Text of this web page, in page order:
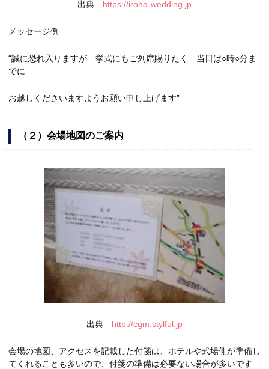
出典 https://iroha-wedding.jp
メッセージ例
“誠に恐れ入りますが 挙式にもご列席賜りたく 当日は○時○分ま
でに
お越しくださいますようお願い申し上げます”
（２）会場地図のご案内
出典 http://cgm.stylful.jp
会場の地図、アクセスを記載した付箋は、ホテルや式場側が準備し
てくれることも多いので、付箋の準備は必要ない場合が多いです